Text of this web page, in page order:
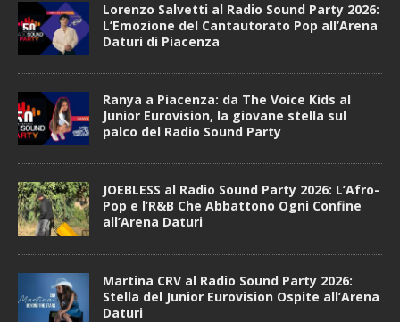
Lorenzo Salvetti al Radio Sound Party 2026:
L’Emozione del Cantautorato Pop all’Arena
Daturi di Piacenza
Ranya a Piacenza: da The Voice Kids al
Junior Eurovision, la giovane stella sul
palco del Radio Sound Party
JOEBLESS al Radio Sound Party 2026: L’Afro-
Pop e l’R&B Che Abbattono Ogni Confine
all’Arena Daturi
Martina CRV al Radio Sound Party 2026:
Stella del Junior Eurovision Ospite all’Arena
Daturi